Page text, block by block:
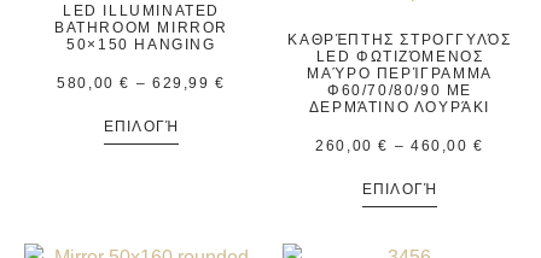
LED ILLUMINATED
BATHROOM MIRROR
50×150 HANGING
580,00€ – 629,99€
ΕΠΙΛΟΓΉ
ΚΑΘΡΈΠΤΗΣ ΣΤΡΟΓΓΥΛΌΣ
LED ΦΩΤΙΖΌΜΕΝΟΣ
ΜΑΎΡΟ ΠΕΡΊΓΡΑΜΜΑ
Φ60/70/80/90 ΜΕ
ΔΕΡΜΆΤΙΝΟ ΛΟΥΡΆΚΙ
260,00€ – 460,00€
ΕΠΙΛΟΓΉ